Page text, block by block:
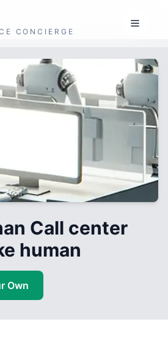
CONCIERGE
Call center
human
Own